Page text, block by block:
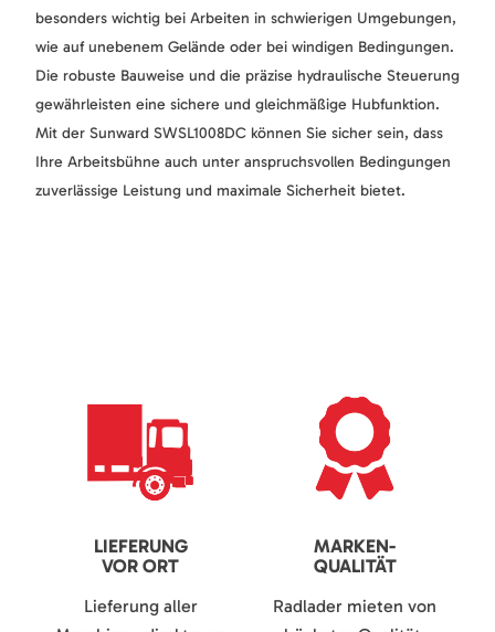
besonders wichtig bei Arbeiten in schwierigen Umgebungen,
wie auf unebenem Gelände oder bei windigen Bedingungen.
Die robuste Bauweise und die präzise hydraulische Steuerung
gewährleisten eine sichere und gleichmäßige Hubfunktion.
Mit der Sunward SWSL1008DC können Sie sicher sein, dass
Ihre Arbeitsbühne auch unter anspruchsvollen Bedingungen
zuverlässige Leistung und maximale Sicherheit bietet.
LIEFERUNG
VOR ORT
Lieferung aller
MARKEN-
QUALITÄT
Radlader mieten von